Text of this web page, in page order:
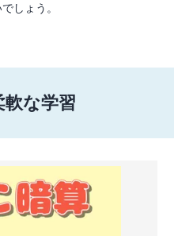
しょう。
軟な学習